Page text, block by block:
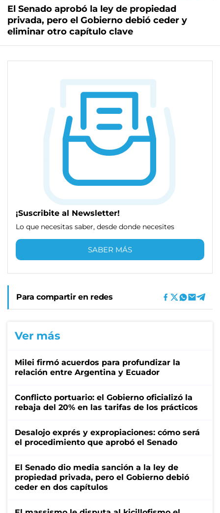
El Senado aprobó la ley de propiedad
privada, pero el Gobierno debió ceder y
eliminar otro capítulo clave
¡Suscribite al Newsletter!
Lo que necesitas saber, desde donde necesites
SABER MÁS
Para compartir en redes
Ver más
Milei firmó acuerdos para profundizar la
relación entre Argentina y Ecuador
Conflicto portuario: el Gobierno oficializó la
rebaja del 20% en las tarifas de los prácticos
Desalojo exprés y expropiaciones: cómo será
el procedimiento que aprobó el Senado
El Senado dio media sanción a la ley de
propiedad privada, pero el Gobierno debió
ceder en dos capítulos